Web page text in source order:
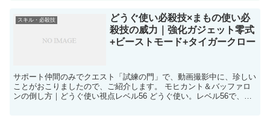
スキル・必殺技
どうぐ使い必殺技×まもの使い必
殺技の威力｜強化ガジェット零式
+ビーストモード+タイガークロー
サポート仲間のみでクエスト「試練の門」で、動画撮影中に、珍しい
ことがおこりましたので、ご紹介します。 モヒカント＆バッファロ
ンの倒し方｜どうぐ使い視点レベル56 どうぐ使い。レベル56で、試